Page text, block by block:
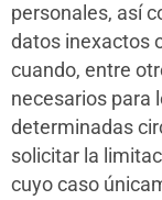
personales, así
datos inexactos
cuando, entre
necesarios para
determinadas
solicitar la
cuyo caso